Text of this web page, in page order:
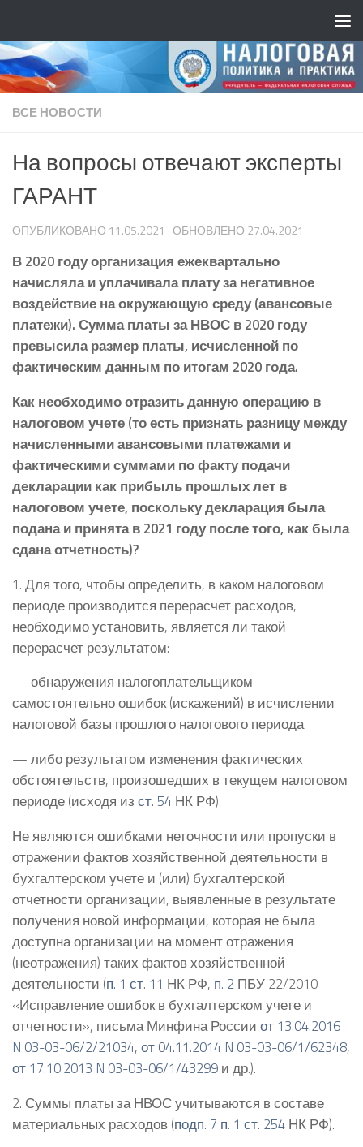
ВСЕ НОВОСТИ
На вопросы отвечают эксперты
ГАРАНТ
ОПУБЛИКОВАНО 11.05.2021 · ОБНОВЛЕНО 27.04.2021
В 2020 году организация ежеквартально
начисляла и уплачивала плату за негативное
воздействие на окружающую среду (авансовые
платежи). Сумма платы за НВОС в 2020 году
превысила размер платы, исчисленной по
фактическим данным по итогам 2020 года.
Как необходимо отразить данную операцию в
налоговом учете (то есть признать разницу между
начисленными авансовыми платежами и
фактическими суммами по факту подачи
декларации как прибыль прошлых лет в
налоговом учете, поскольку декларация была
подана и принята в 2021 году после того, как была
сдана отчетность)?
1. Для того, чтобы определить, в каком налоговом
периоде производится перерасчет расходов,
необходимо установить, является ли такой
перерасчет результатом:
— обнаружения налогоплательщиком
самостоятельно ошибок (искажений) в исчислении
налоговой базы прошлого налогового периода
— либо результатом изменения фактических
обстоятельств, произошедших в текущем налоговом
периоде (исходя из ст. 54 НК РФ).
Не являются ошибками неточности или пропуски в
отражении фактов хозяйственной деятельности в
бухгалтерском учете и (или) бухгалтерской
отчетности организации, выявленные в результате
получения новой информации, которая не была
доступна организации на момент отражения
(неотражения) таких фактов хозяйственной
деятельности (п. 1 ст. 11 НК РФ, п. 2 ПБУ 22/2010
«Исправление ошибок в бухгалтерском учете и
отчетности», письма Минфина России от 13.04.2016
N 03-03-06/2/21034, от 04.11.2014 N 03-03-06/1/62348,
от 17.10.2013 N 03-03-06/1/43299 и др.).
2. Суммы платы за НВОС учитываются в составе
материальных расходов (подп. 7 п. 1 ст. 254 НК РФ).